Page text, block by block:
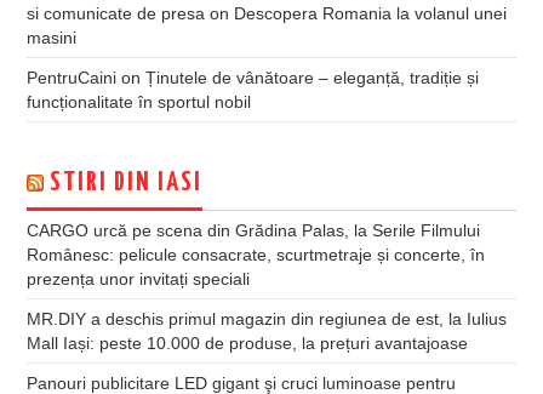
si comunicate de presa on Descopera Romania la volanul unei
masini
PentruCaini onȚinutele de vânătoare – eleganță, tradiție și
funcționalitate în sportul nobil
STIRI DIN IASI
CARGO urcă pe scena din Grădina Palas, la Serile Filmului
Românesc: pelicule consacrate, scurtmetraje și concerte, în
prezența unor invitați speciali
MR.DIY a deschis primul magazin din regiunea de est, la Iulius
Mall Iași: peste 10.000 de produse, la prețuri avantajoase
Panouri publicitare LED gigant şi cruci luminoase pentru